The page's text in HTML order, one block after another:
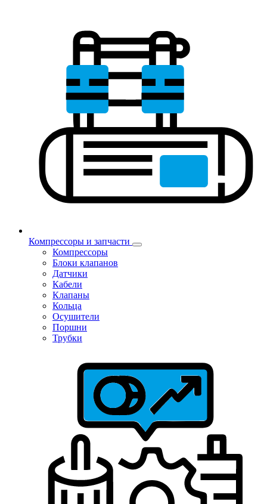
Компрессоры и запчасти
Компрессоры
Блоки клапанов
Датчики
Кабели
Клапаны
Кольца
Осушители
Поршни
Трубки